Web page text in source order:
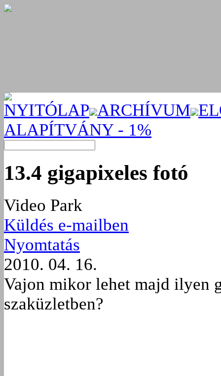
NYITÓLAP ARCHÍVUM
ALAPÍTVÁNY - 1%
13.4 gigapixeles fotó
Video Park
Küldés e-mailben
Nyomtatás
2010. 04. 16.
Vajon mikor lehet majd ilyen
szaküzletben?